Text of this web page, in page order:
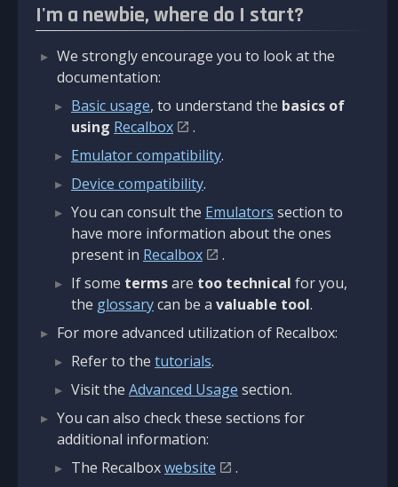
I'm a newbie, where do I start?
We strongly encourage you to look at the
documentation:
Basic usage, to understand the basics of
using Recalbox
.
Emulator compatibility.
Device compatibility.
You can consult the Emulators section to
have more information about the ones
present in Recalbox
.
If some termsare too technical for you,
the glossarycan be a valuable tool.
For more advanced utilization of Recalbox:
Refer to the tutorials.
Visit the Advanced Usage section.
You can also check these sections for
additional information:
The Recalboxwebsite
.